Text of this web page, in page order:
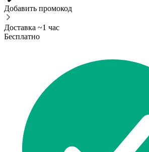
Добавить промокод
Доставка ~1 час
Бесплатно